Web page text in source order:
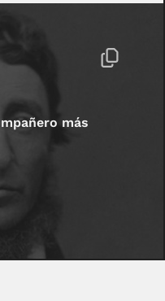
más